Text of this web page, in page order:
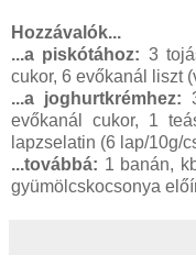
Hozzávalók...
...a piskótához: 3
cukor, 6 evőkanál liszt
...a joghurtkrémhez:
evőkanál cukor, 1
lapzselatin (6 lap/10g/
...továbbá: 1 banán,
gyümölcskocsonya